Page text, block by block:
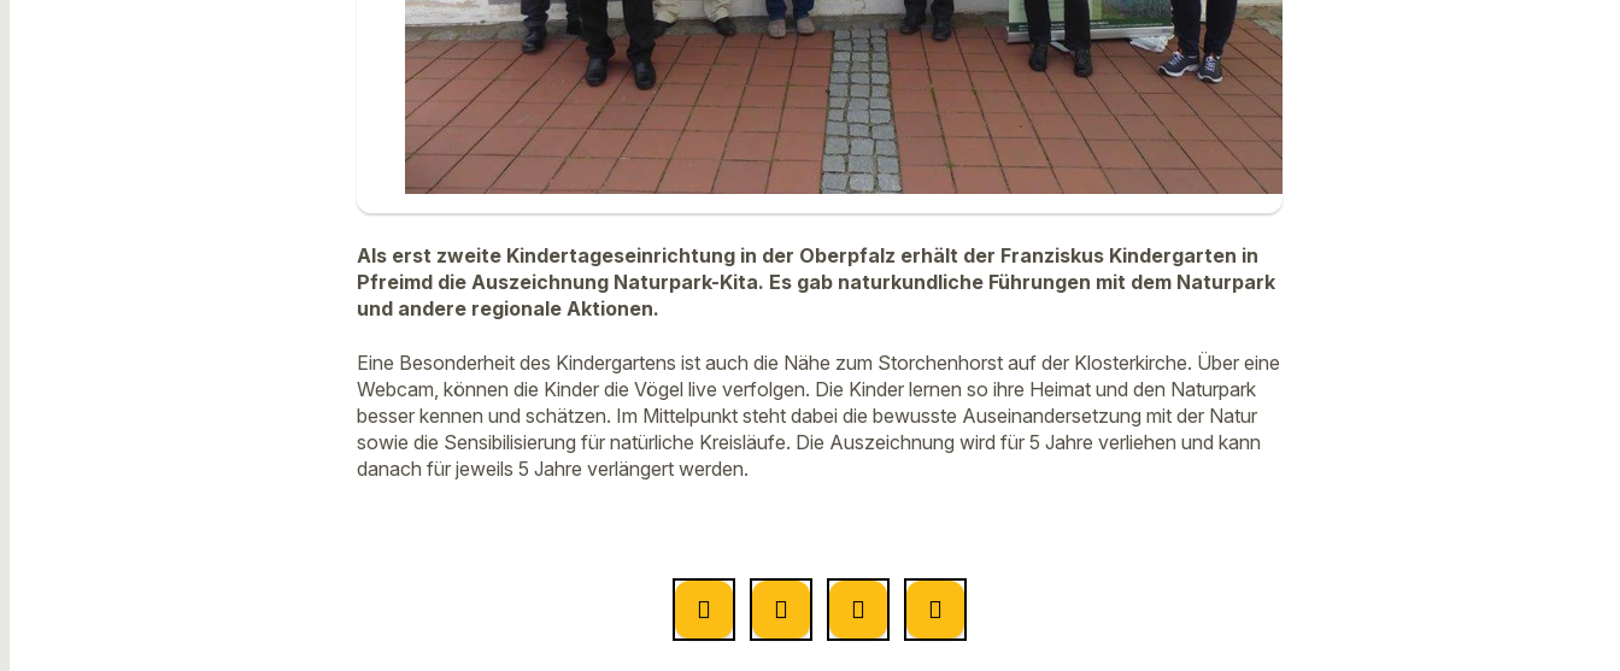
Als erst zweite Kindertageseinrichtung in der Oberpfalz erhält der Franziskus Kindergarten in
Pfreimd die Auszeichnung Naturpark-Kita. Es gab naturkundliche Führungen mit dem Naturpark
und andere regionale Aktionen.
Eine Besonderheit des Kindergartens ist auch die Nähe zum Storchenhorst auf der Klosterkirche. Über eine
Webcam, können die Kinder die Vögel live verfolgen. Die Kinder lernen so ihre Heimat und den Naturpark
besser kennen und schätzen. Im Mittelpunkt steht dabei die bewusste Auseinandersetzung mit der Natur
sowie die Sensibilisierung für natürliche Kreisläufe. Die Auszeichnung wird für 5 Jahre verliehen und kann
danach für jeweils 5 Jahre verlängert werden.